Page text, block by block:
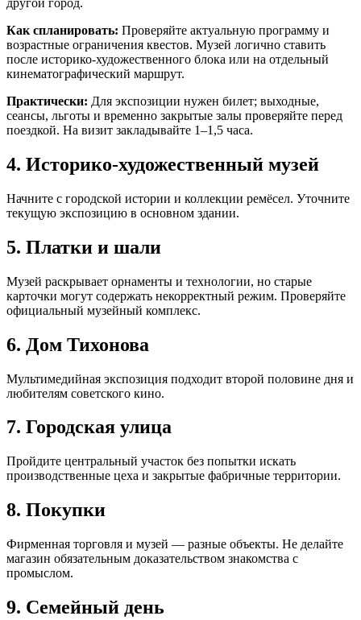
другой город.
Как спланировать: Проверяйте актуальную программу и
возрастные ограничения квестов. Музей логично ставить
после историко-художественного блока или на отдельный
кинематографический маршрут.
Практически: Для экспозиции нужен билет; выходные,
сеансы, льготы и временно закрытые залы проверяйте перед
поездкой. На визит закладывайте 1–1,5 часа.
4. Историко-художественный музей
Начните с городской истории и коллекции ремёсел. Уточните
текущую экспозицию в основном здании.
5. Платки и шали
Музей раскрывает орнаменты и технологии, но старые
карточки могут содержать некорректный режим. Проверяйте
официальный музейный комплекс.
6. Дом Тихонова
Мультимедийная экспозиция подходит второй половине дня и
любителям советского кино.
7. Городская улица
Пройдите центральный участок без попытки искать
производственные цеха и закрытые фабричные территории.
8. Покупки
Фирменная торговля и музей — разные объекты. Не делайте
магазин обязательным доказательством знакомства с
промыслом.
9. Семейный день